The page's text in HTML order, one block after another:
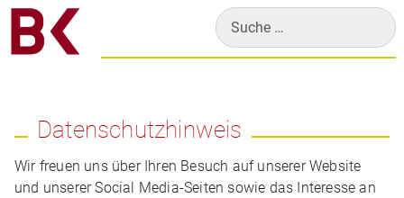
Suchen
Datenschutzhinweis
Wir freuen uns über Ihren Besuch auf unserer Website
und unserer Social Media-Seiten sowie das Interesse an